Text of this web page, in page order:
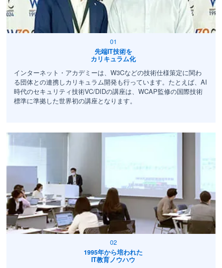
先端IT技術を
カリキュラム化
インターネット・アカデミーは、W3Cなどの技術仕様策定に関わ
る団体との連携しカリキュラム開発も行っています。たとえば、AI
時代のセキュリティ技術VC/DIDの講座は、WCAP監修の国際技術
標準に準拠した世界初の講座となります。
1995年から培われた
IT教育ノウハウ